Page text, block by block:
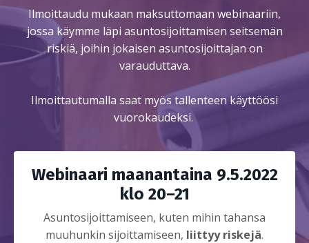
Ilmoittaudu mukaan maksuttomaan webinaariin,
jossa käymme läpi asuntosijoittamisen seitsemän
riskiä, joihin jokaisen asuntosijoittajan on
varauduttava.
Ilmoittautumalla saat myös tallenteen käyttöösi
vuorokaudeksi.
Webinaari maanantaina 9.5.2022
klo 20–21
Asuntosijoittamiseen, kuten mihin tahansa
muuhunkin sijoittamiseen, liittyy riskejä.